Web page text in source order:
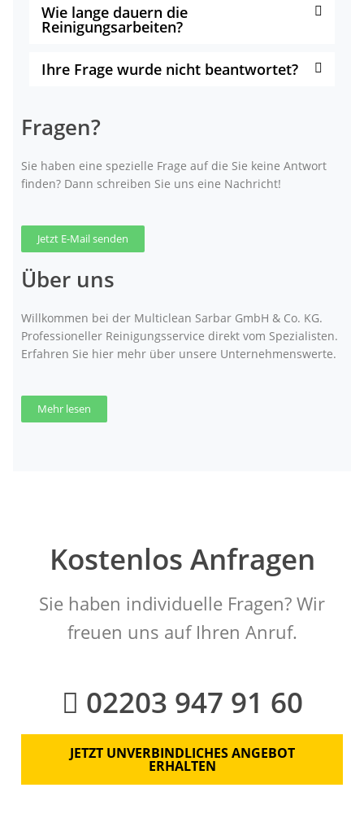
Wie lange dauern die
Reinigungsarbeiten?
Ihre Frage wurde nicht beantwortet?
Fragen?
Sie haben eine spezielle Frage auf die Sie keine Antwort
finden? Dann schreiben Sie uns eine Nachricht!
Jetzt E-Mail senden
Über uns
Willkommen bei der Multiclean Sarbar GmbH & Co. KG.
Professioneller Reinigungsservice direkt vom Spezialisten.
Erfahren Sie hier mehr über unsere Unternehmenswerte.
Mehr lesen
Kostenlos Anfragen
Sie haben individuelle Fragen? Wir
freuen uns auf Ihren Anruf.
02203 947 91 60
JETZT UNVERBINDLICHES ANGEBOT
ERHALTEN